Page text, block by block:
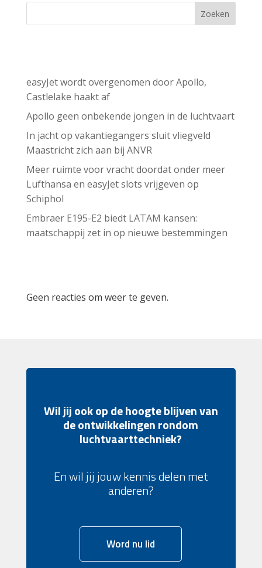
Zoeken
easyJet wordt overgenomen door Apollo,
Castlelake haakt af
Apollo geen onbekende jongen in de luchtvaart
In jacht op vakantiegangers sluit vliegveld
Maastricht zich aan bij ANVR
Meer ruimte voor vracht doordat onder meer
Lufthansa en easyJet slots vrijgeven op
Schiphol
Embraer E195-E2 biedt LATAM kansen:
maatschappij zet in op nieuwe bestemmingen
Geen reacties om weer te geven.
Wil jij ook op de hoogte blijven van
de ontwikkelingen rondom
luchtvaarttechniek?
En wil jij jouw kennis delen met
anderen?
Word nu lid